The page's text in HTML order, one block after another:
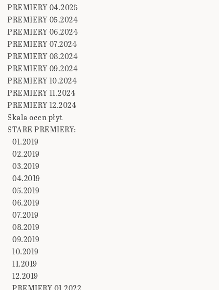
PREMIERY 04.2025
PREMIERY 05.2024
PREMIERY 06.2024
PREMIERY 07.2024
PREMIERY 08.2024
PREMIERY 09.2024
PREMIERY 10.2024
PREMIERY 11.2024
PREMIERY 12.2024
Skala ocen płyt
STARE PREMIERY:
01.2019
02.2019
03.2019
04.2019
05.2019
06.2019
07.2019
08.2019
09.2019
10.2019
11.2019
12.2019